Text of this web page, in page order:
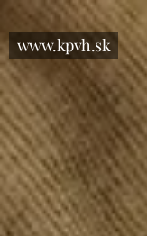
www.kpvh.sk